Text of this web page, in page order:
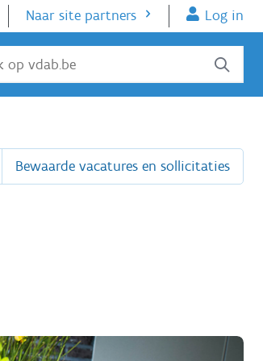
Naar site partners Log in
Bewaarde vacatures en sollicitaties